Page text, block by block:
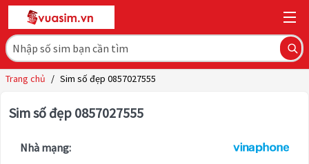
Trang chủ / Sim số đẹp 0857027555
Sim số đẹp 0857027555
Nhà mạng: